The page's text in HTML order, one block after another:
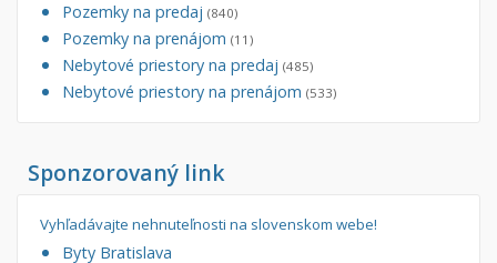
Pozemky na predaj (840)
Pozemky na prenájom (11)
Nebytové priestory na predaj (485)
Nebytové priestory na prenájom (533)
Sponzorovaný link
Vyhľadávajte nehnuteľnosti na slovenskom webe!
Byty Bratislava